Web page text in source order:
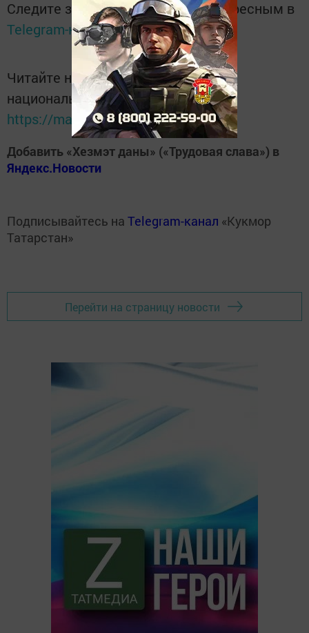
Следите за самым важным и интересным в
Telegram-каналеТатмедиа
Читайте новости Татарстана в
национальном мессенджере MАХ:
https://max.ru/tatmedia
Добавить «Хезмэт даны» («Трудовая слава») в
Яндекс.Новости
Подписывайтесь на Telegram-канал «Кукмор
Татарстан»
Перейти на страницу новости